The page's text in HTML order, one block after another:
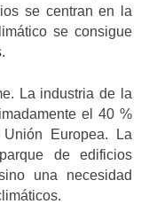
se centran en la
se consigue
La industria de la
el 40 %
Europea. La
de edificios
una necesidad